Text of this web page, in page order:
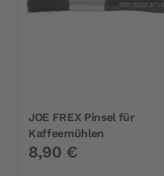
JOE FREX Pinsel für
Kaffeemühlen
8,90 €